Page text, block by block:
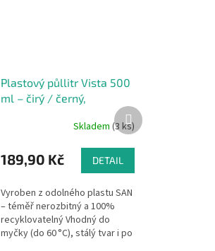
Plastový půllitr Vista 500
ml – čirý / černý,
Skladem (3 ks)
189,90 Kč DETAIL
Vyroben z odolného plastu SAN
– téměř nerozbitný a 100%
recyklovatelný Vhodný do
myčky (do 60 °C), stálý tvar i po
Další
produkt